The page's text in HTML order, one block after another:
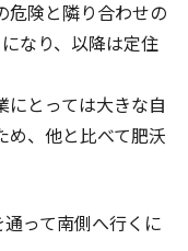
危険と隣り合わせの
なり、以降は定住
にとっては大きな自
め、他と比べて肥沃
って南側へ行くに